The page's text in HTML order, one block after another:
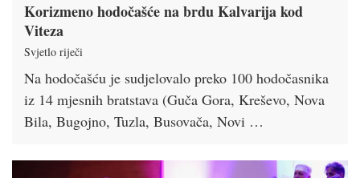
Korizmeno hodočašće na brdu Kalvarija kod
Viteza
Svjetlo riječi
Na hodočašću je sudjelovalo preko 100 hodočasnika
iz 14 mjesnih bratstava (Guča Gora, Kreševo, Nova
Bila, Bugojno, Tuzla, Busovača, Novi …